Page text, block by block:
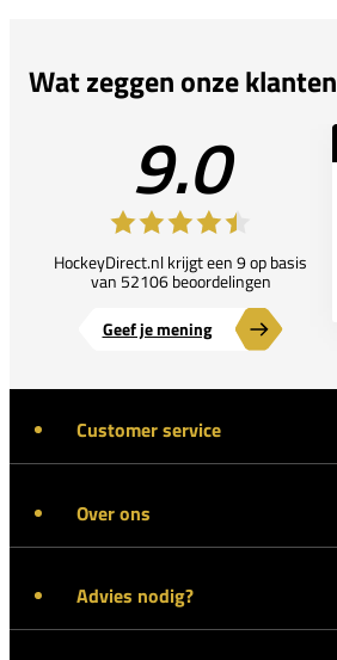
Wat zeggen onze klanten
9.0
HockeyDirect.nl krijgt een 9 op basis
van 52106 beoordelingen
Geef je mening
Customer service
Over ons
Advies nodig?